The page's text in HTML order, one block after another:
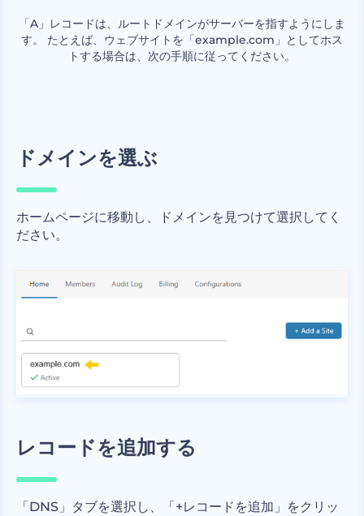
「A」レコードは、ルートドメインがサーバーを指すようにしま
す。 たとえば、ウェブサイトを「example.com」としてホス
トする場合は、次の手順に従ってください。
ドメインを選ぶ
ホームページに移動し、ドメインを見つけて選択してく
ださい。
レコードを追加する
「DNS」タブを選択し、「+レコードを追加」をクリッ